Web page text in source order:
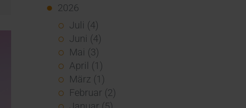
2026
Juli (4)
Juni (4)
Mai (3)
April (1)
März (1)
Februar (2)